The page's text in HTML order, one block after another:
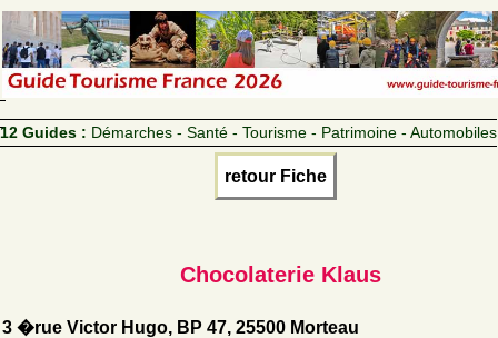
12 Guides : Démarches - Santé - Tourisme - Patrimoine - Automobiles
retour Fiche
Chocolaterie Klaus
3 �rue Victor Hugo, BP 47, 25500 Morteau